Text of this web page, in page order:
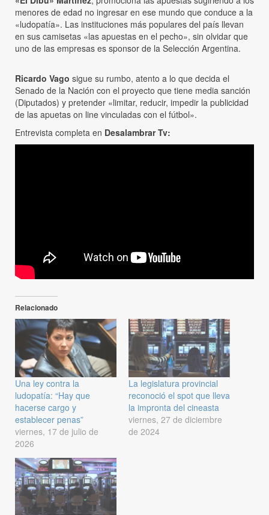
menores de edad no ingresar en ese mundo que conduce a la
«ludopatía». Las instituciones más populares del país llevan
en sus camisetas «las apuestas en el pecho», sin olvidar que
uno de las empresas es sponsor de la Selección Argentina.
Ricardo Vago sigue su rumbo, atento a lo que decida el
Senado de la Nación con el proyecto que tiene media sanción
(Diputados) y pretender «limitar, reducir, impedir la publicidad
de las apuetas on line vinculadas con el fútbol».
Entrevista completa en Desalambrar Tv:
Relacionado
Una ley contra la
ludopatía: “Hay que
hacerse cargo y
establecer penas”
viernes, 17 de julio de
2026
La legislatura provincial
reconoció el spot que lleva
la impronta del cineasta
viernes, 27 de diciembre
de 2024